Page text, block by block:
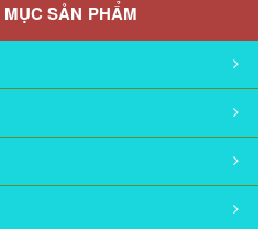
MỤC SẢN PHẨM